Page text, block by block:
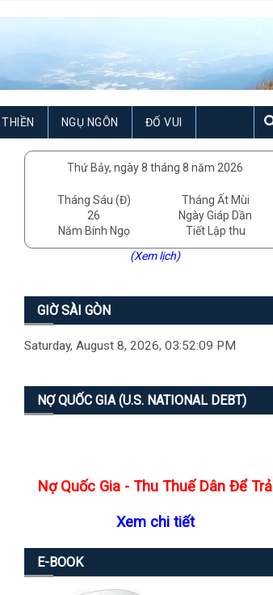
NGỤ NGÔN ĐỐ VUI
Thứ Bảy, ngày 8 tháng 8 năm 2026
Tháng Sáu (Đ)
26
Năm Bính Ngọ
Tháng Ất Mùi
Ngày Giáp Dần
Tiết Lập thu
(Xem lịch)
GIỜ SÀI GÒN
Saturday, August 8, 2026, 03:52:11 PM
NỢ QUỐC GIA (U.S. NATIONAL DEBT)
Nợ Quốc Gia - Thu Thuế Dân Để Trả
Xem chi tiết
E-BOOK